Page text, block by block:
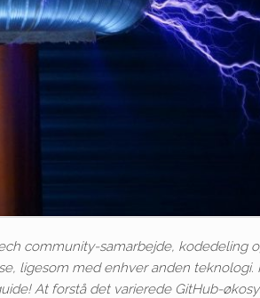
community-samarbejde, kodedeling
ligesom med enhver anden
At forstå det varierede GitHub-